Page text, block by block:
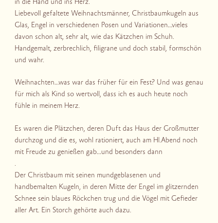
in die Hand und ins Herz.
Liebevoll gefaltete Weihnachtsmänner, Christbaumkugeln aus
Glas, Engel in verschiedenen Posen und Variationen…vieles
davon schon alt, sehr alt, wie das Kätzchen im Schuh.
Handgemalt, zerbrechlich, filigrane und doch stabil, formschön
und wahr.
Weihnachten…was war das früher für ein Fest? Und was genau
für mich als Kind so wertvoll, dass ich es auch heute noch
fühle in meinem Herz.
Es waren die Plätzchen, deren Duft das Haus der Großmutter
durchzog und die es, wohl rationiert, auch am Hl.Abend noch
mit Freude zu genießen gab…und besonders dann
.
Der Christbaum mit seinen mundgeblasenen und
handbemalten Kugeln, in deren Mitte der Engel im glitzernden
Schnee sein blaues Röckchen trug und die Vögel mit Gefieder
aller Art. Ein Storch gehörte auch dazu.